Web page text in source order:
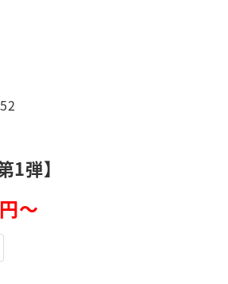
1弾】
～